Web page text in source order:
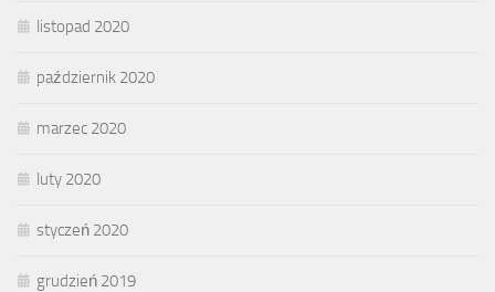
listopad 2020
październik 2020
marzec 2020
luty 2020
styczeń 2020
grudzień 2019